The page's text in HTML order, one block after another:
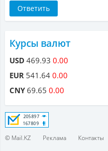
Курсы валют
USD 469.93 0.00
EUR 541.64 0.00
CNY69.65 0.00
© Mail.KZ Реклама Контакты